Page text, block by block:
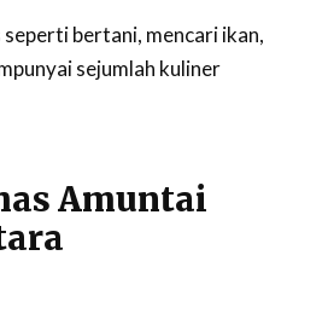
bertani, mencari ikan,
sejumlah kuliner
Amuntai